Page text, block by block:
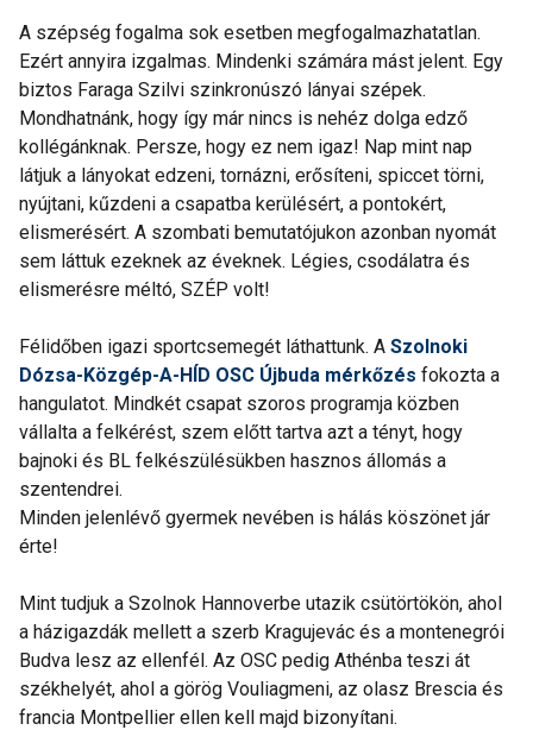
A szépség fogalma sok esetben megfogalmazhatatlan.
Ezért annyira izgalmas. Mindenki számára mást jelent. Egy
biztos Faraga Szilvi szinkronúszó lányai szépek.
Mondhatnánk, hogy így már nincs is nehéz dolga edző
kollégánknak. Persze, hogy ez nem igaz! Nap mint nap
látjuk a lányokat edzeni, tornázni, erősíteni, spiccet törni,
nyújtani, kűzdeni a csapatba kerülésért, a pontokért,
elismerésért. A szombati bemutatójukon azonban nyomát
sem láttuk ezeknek az éveknek. Légies, csodálatra és
elismerésre méltó, SZÉP volt!
Félidőben igazi sportcsemegét láthattunk. A Szolnoki
Dózsa-Közgép-A-HÍD OSC Újbuda mérkőzés fokozta a
hangulatot. Mindkét csapat szoros programja közben
vállalta a felkérést, szem előtt tartva azt a tényt, hogy
bajnoki és BL felkészülésükben hasznos állomás a
szentendrei.
Minden jelenlévő gyermek nevében is hálás köszönet jár
érte!
Mint tudjuk a Szolnok Hannoverbe utazik csütörtökön, ahol
a házigazdák mellett a szerb Kragujevác és a montenegrói
Budva lesz az ellenfél. Az OSC pedig Athénba teszi át
székhelyét, ahol a görög Vouliagmeni, az olasz Brescia és
francia Montpellier ellen kell majd bizonyítani.